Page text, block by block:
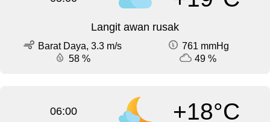
Langit awan rusak
Barat Daya, 3.3 m/s
761 mmHg
58 %
49 %
06:00 +18°C